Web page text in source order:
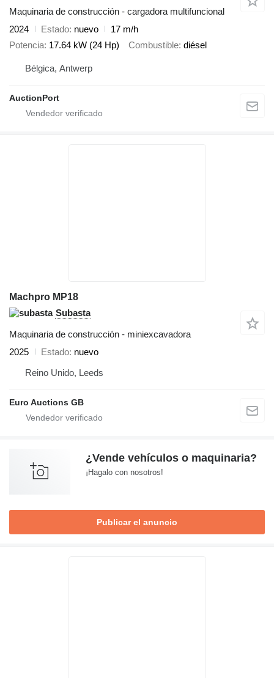
Maquinaria de construcción - cargadora multifuncional
2024
Estado nuevo
17 m/h
Potencia 17.64 kW (24 Hp) Combustible diésel
Bélgica, Antwerp
AuctionPort
Machpro MP18
Subasta
Maquinaria de construcción - miniexcavadora
2025
Estado nuevo
Reino Unido, Leeds
Euro Auctions GB
¿Vende vehículos o maquinaria?
¡Hagalo con nosotros!
Publicar el anuncio